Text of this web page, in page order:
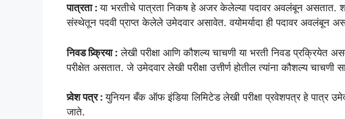
पात्रता :या भरतीचे पात्रता निकष हे अजर केलेल्या पदावर अवलंबून असतात.
संस्थेतून पदवी प्राप्त केलेले उमेदवार असावेत. वयोमर्यादा ही पदावर अवलंबून
निवड प्र्क्रिया : लेखी परीक्षा आणि कौशल्य चाचणी या भरती निवड प्रक्रियेत
परीक्षेत असतात. जे उमेदवार लेखी परीक्षा उत्तीर्ण होतील त्यांना कौशल्य चाचणी
प्र्वेश पत्र :युनियन बँक ऑफ इंडिया लिमिटेड लेखी परीक्षा प्रवेशपत्र हे पात्र
जाते.